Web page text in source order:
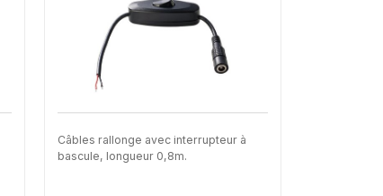
Câbles rallonge avec interrupteur à
bascule, longueur 0,8m.